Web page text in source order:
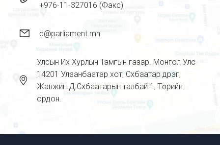
+976-11-327016 (Факс)
d@parliament.mn
Улсын Их Хурлын Тамгын газар. Монгол Улс
14201 Улаанбаатар хот, Сүхбаатар дүүрэг,
Жанжин Д.Сүхбаатарын талбай 1, Төрийн
ордон.